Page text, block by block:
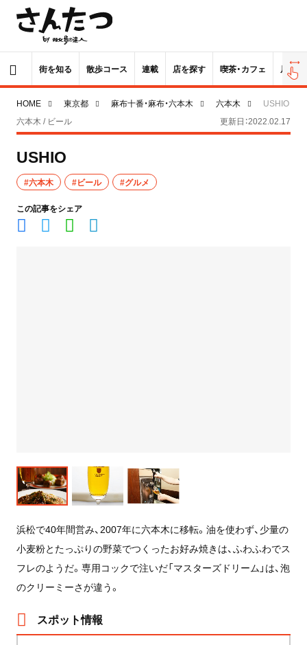
街を知る 散歩コース 連載 店を探す 喫茶・カフェ 居酒屋
HOME 東京都 麻布十番・麻布・六本木 六本木
USHIO
六本木 / ビール
更新日：2022.02.17
USHIO
#六本木 #ビール #グルメ
この記事をシェア
浜松で40年間営み、2007年に六本木に移転。油を使わず、少量の
小麦粉とたっぷりの野菜でつくったお好み焼きは、ふわふわでス
フレのようだ。専用コックで注いだ「マスターズドリーム」は、泡
のクリーミーさが違う。
スポット情報